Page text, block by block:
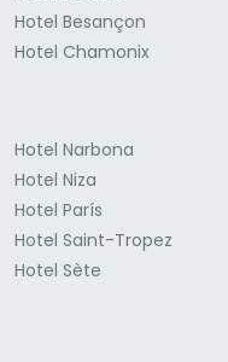
Hotel Besançon
Hotel Chamonix
Hotel Narbona
Hotel Niza
Hotel París
Hotel Saint-Tropez
Hotel Sète